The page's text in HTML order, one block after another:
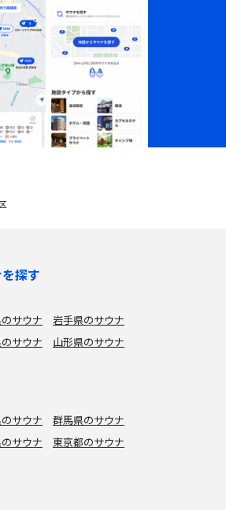
探す
サウナ
岩手県のサウナ
サウナ
山形県のサウナ
サウナ
群馬県のサウナ
サウナ
東京都のサウナ